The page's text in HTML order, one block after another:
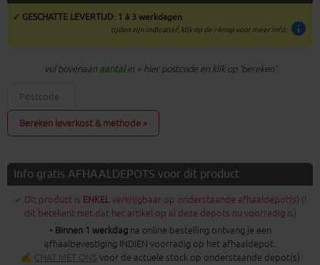
✓ GESCHATTE LEVERTIJD: 1 à 3 werkdagen
info
tijden zijn indicatief; klik op de i-knop voor meer info:
vul bovenaan aantalin + hier postcode en klik op 'bereken'
Bereken leverkost & methode »
Info gratis AFHAALDEPOTS voor dit product
✓ Dit product is ENKELverkrijgbaar op onderstaande afhaaldepot(s) (!
dit betekent niet dat het artikel op al deze depots nu voorradig is)
• Binnen 1 werkdagna online bestelling ontvang je een
afhaalbevestiging INDIEN voorradig op het afhaaldepot.
✍ CHAT MET ONS voor de actuele stock op onderstaande depot(s)